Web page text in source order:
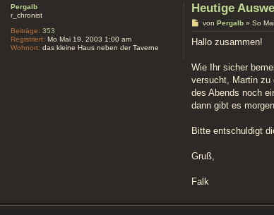
Pergalb
r_chronist
Beiträge: 353
Registriert: Mo Mai 19, 2003 1:00 am
Wohnort: das kleine Haus neben der Taverne
Heutige
B
e
i
t
a
g
von Pergalb» So
Hallo zusammen!
Wie Ihr sicher
versucht, Martin zu
des Abends noch
dann gibt es
Bitte entschuldigt
Gruß,
Falk